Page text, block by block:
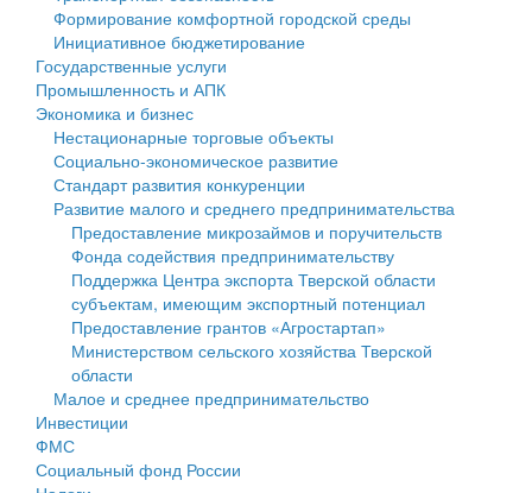
Государственные услуги
Промышленность и АПК
Экономика и бизнес
Символика
Устав
Гостям округа
Туризм
Культура
Образование
Здравоохранение
Социальная защита
Фотоальбом
муниципального округа Тверской области
Администрация Кашинского муниципального округа
Тверской области
Управление сельскими территориями
Открытые данные
Работа с обращениями граждан
Муниципальный контроль
Муниципальные услуги
Проекты административных регламентов
Антимонопольный комплаенс
Финансовое управление
Бюджет для граждан
Имущество
Выявление правообладателей ранее учтенных
объектов недвижимости
Имущественная поддержка субъектов малого и
среднего предпринимательства
Информационная поддержка субъектов малого и
среднего предпринимательства
Муниципальные программы
Формирование комфортной городской среды
Инициативное бюджетирование
Государственные услуги
Промышленность и АПК
Экономика и бизнес
Нестационарные торговые объекты
Социально-экономическое развитие
Стандарт развития конкуренции
Развитие малого и среднего предпринимательства
Предоставление микрозаймов и поручительств
Фонда содействия предпринимательству
Поддержка Центра экспорта Тверской области
субъектам, имеющим экспортный потенциал
Предоставление грантов «Агростартап»
Министерством сельского хозяйства Тверской
области
Малое и среднее предпринимательство
Инвестиции
ФМС
Социальный фонд России